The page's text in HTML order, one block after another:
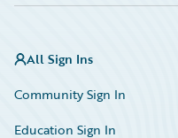
All Sign Ins
Community Sign In
Education Sign In